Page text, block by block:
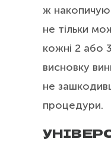
ж
не тільки
кожні 2 або
висновку
не
процедури.